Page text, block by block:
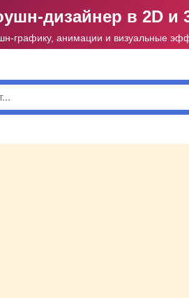
дизайнер в 2D и
графику, анимации и визуальные